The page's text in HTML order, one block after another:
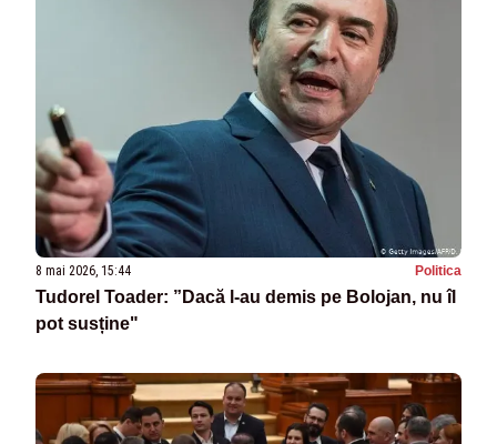
8 mai 2026, 15:44 Politica
Tudorel Toader: ”Dacă l-au demis pe Bolojan, nu îl
pot susține"